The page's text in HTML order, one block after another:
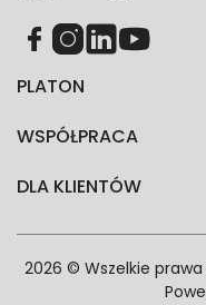
PLATON
WSPÓŁPRACA
DLA KLIENTÓW
2026 © Wszelkie